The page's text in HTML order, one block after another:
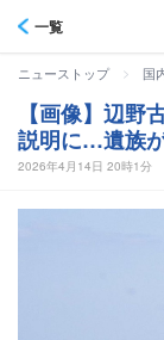
一覧
ニューストップ > 国
【画像】辺野
説明に…遺族
2026年4月14日 20時1分